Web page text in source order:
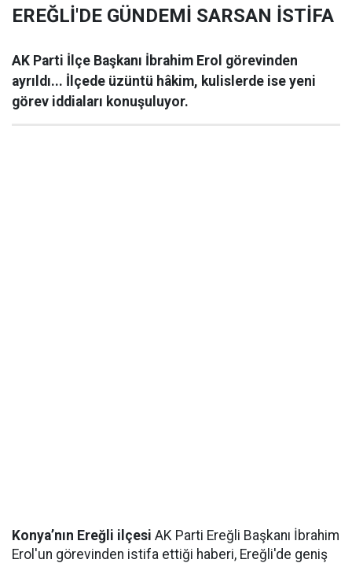
EREĞLİ'DE GÜNDEMİ SARSAN İSTİFA
AK Parti İlçe Başkanı İbrahim Erol görevinden
ayrıldı... İlçede üzüntü hâkim, kulislerde ise yeni
görev iddiaları konuşuluyor.
Konya’nın Ereğli ilçesi AK Parti Ereğli Başkanı İbrahim
Erol'un görevinden istifa ettiği haberi, Ereğli'de geniş